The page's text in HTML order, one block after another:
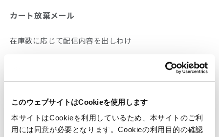
このウェブサイトはCookieを使用します
本サイトはCookieを利用しているため、本サイトのご利
用には同意が必要となります。Cookieの利用目的の確認
カート放棄メール
在庫数に応じて配信内容を出しわけ